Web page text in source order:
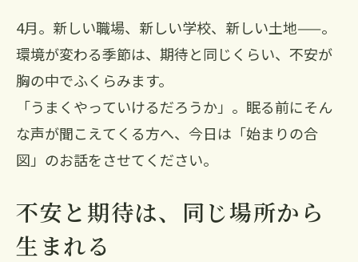
4月。新しい職場、新しい学校、新しい土地——。
環境が変わる季節は、期待と同じくらい、不安が
胸の中でふくらみます。
「うまくやっていけるだろうか」。眠る前にそん
な声が聞こえてくる方へ、今日は「始まりの合
図」のお話をさせてください。
不安と期待は、同じ場所から
生まれる